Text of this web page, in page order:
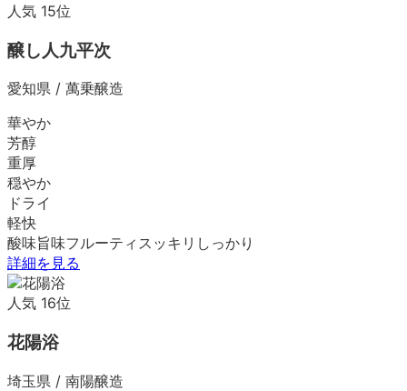
人気 15位
醸し人九平次
愛知県 / 萬乗醸造
華やか
芳醇
重厚
穏やか
ドライ
軽快
酸味旨味フルーティ スッキリ しっかり
詳細を見る
人気 16位
花陽浴
埼玉県 / 南陽醸造